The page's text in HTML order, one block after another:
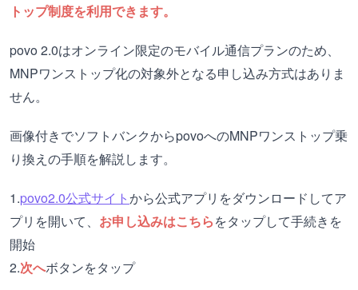
トップ制度を利用できます。
povo 2.0はオンライン限定のモバイル通信プランのため、
MNPワンストップ化の対象外となる申し込み方式はありま
せん。
画像付きでソフトバンクからpovoへのMNPワンストップ乗
り換えの手順を解説します。
1.povo2.0公式サイトから公式アプリをダウンロードしてア
プリを開いて、 お申し込みはこちらをタップして手続きを
開始
2.次へボタンをタップ